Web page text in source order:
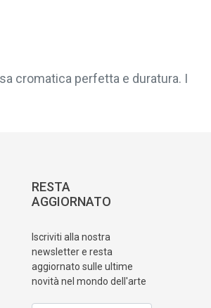
cromatica perfetta e duratura. I
RESTA
AGGIORNATO
Iscriviti alla nostra
newsletter e resta
aggiornato sulle ultime
novità nel mondo dell'arte